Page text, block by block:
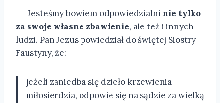
Jesteśmy bowiem odpowiedzialni nie tylko
za swoje własne zbawienie, ale też i innych
ludzi. Pan Jezus powiedział do świętej Siostry
Faustyny, że:
jeżeli zaniedba się dzieło krzewienia
miłosierdzia, odpowie się na sądzie za wielką